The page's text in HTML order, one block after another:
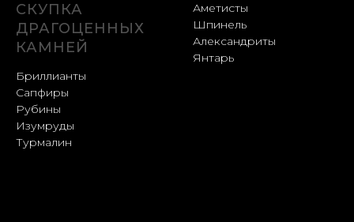
СКУПКА
ДРАГОЦЕННЫХ
КАМНЕЙ
Бриллианты
Сапфиры
Рубины
Изумруды
Турмалин
Аметисты
Шпинель
Александриты
Янтарь